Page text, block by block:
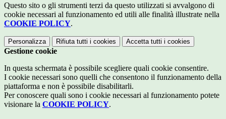
Questo sito o gli strumenti terzi da questo utilizzati si avvalgono di
cookie necessari al funzionamento ed utili alle finalità illustrate nella
COOKIE POLICY.
Personalizza Rifiuta tutti i cookies Accetta tutti i cookies
Gestione cookie
In questa schermata è possibile scegliere quali cookie consentire.
I cookie necessari sono quelli che consentono il funzionamento della
piattaforma e non è possibile disabilitarli.
Per conoscere quali sono i cookie necessari al funzionamento potete
visionare la COOKIE POLICY.